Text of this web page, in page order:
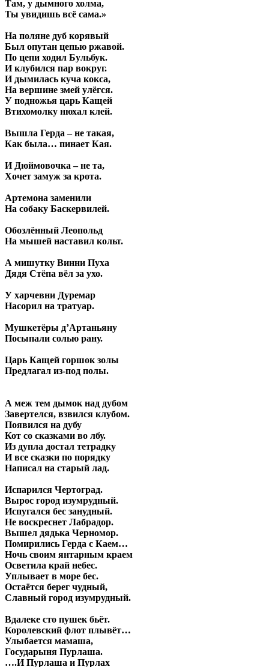
Там, у дымного холма,
Ты увидишь всё сама.»
На поляне дуб корявый
Был опутан цепью ржавой.
По цепи ходил Бульбук.
И клубился пар вокруг.
И дымилась куча кокса,
На вершине змей улёгся.
У подножья царь Кащей
Втихомолку нюхал клей.
Вышла Герда – не такая,
Как была… пинает Кая.
И Дюймовочка – не та,
Хочет замуж за крота.
Артемона заменили
На собаку Баскервилей.
Обозлённый Леопольд
На мышей наставил кольт.
А мишутку Винни Пуха
Дядя Стёпа вёл за ухо.
У харчевни Дуремар
Насорил на тратуар.
Мушкетёры д’Артаньяну
Посыпали солью рану.
Царь Кащей горшок золы
Предлагал из-под полы.
А меж тем дымок над дубом
Завертелся, взвился клубом.
Появился на дубу
Кот со сказками во лбу.
Из дупла достал тетрадку
И все сказки по порядку
Написал на старый лад.
Испарился Чертоград.
Вырос город изумрудный.
Испугался бес занудный.
Не воскреснет Лабрадор.
Вышел дядька Черномор.
Помирились Герда с Каем…
Ночь своим янтарным краем
Осветила край небес.
Уплывает в море бес.
Остаётся берег чудный,
Славный город изумрудный.
Вдалеке сто пушек бьёт.
Королевский флот плывёт…
Улыбается мамаша,
Государыня Пурлаша.
….И Пурлаша и Пурлах